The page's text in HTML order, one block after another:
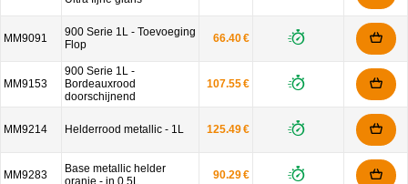
MM9091
900 Serie 1L - Toevoeging
Flop
66.40 €
MM9153
900 Serie 1L -
Bordeauxrood
doorschijnend
107.55 €
MM9214 Helderrood metallic - 1L 125.49 €
MM9283
Base metallic helder
oranje - in 0,5L
90.29 €